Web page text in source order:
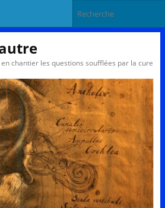
chantier les questions soufflées par la cure